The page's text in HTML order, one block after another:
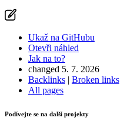
Ukaž na GitHubu
Otevři náhled
Jak na to?
changed 5. 7. 2026
Backlinks | Broken links
All pages
Podívejte se na další projekty